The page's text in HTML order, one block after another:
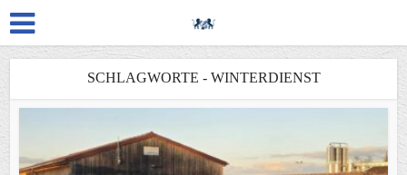
SCHLAGWORTE - WINTERDIENST